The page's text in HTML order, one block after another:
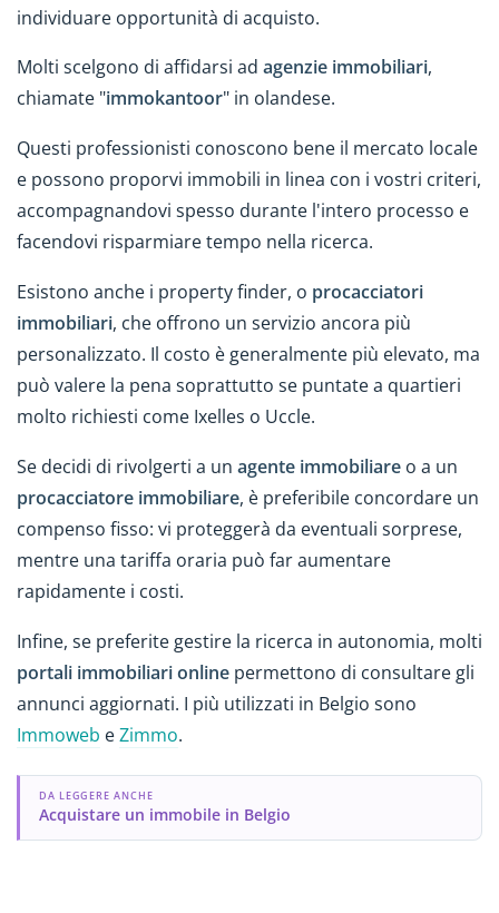
individuare opportunità di acquisto.
Molti scelgono di affidarsi ad agenzie immobiliari,
chiamate "immokantoor" in olandese.
Questi professionisti conoscono bene il mercato locale
e possono proporvi immobili in linea con i vostri criteri,
accompagnandovi spesso durante l'intero processo e
facendovi risparmiare tempo nella ricerca.
Esistono anche i property finder, o procacciatori
immobiliari, che offrono un servizio ancora più
personalizzato. Il costo è generalmente più elevato, ma
può valere la pena soprattutto se puntate a quartieri
molto richiesti come Ixelles o Uccle.
Se decidi di rivolgerti a un agente immobiliare o a un
procacciatore immobiliare, è preferibile concordare un
compenso fisso: vi proteggerà da eventuali sorprese,
mentre una tariffa oraria può far aumentare
rapidamente i costi.
Infine, se preferite gestire la ricerca in autonomia, molti
portali immobiliari online permettono di consultare gli
annunci aggiornati. I più utilizzati in Belgio sono
Immoweb eZimmo.
DA LEGGERE ANCHE
Acquistare un immobile in Belgio